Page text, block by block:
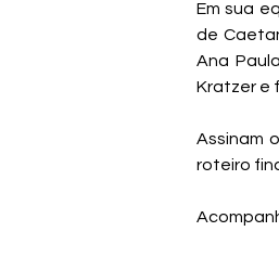
Em sua
de
Ana
Kratzer e
Assinam
roteiro